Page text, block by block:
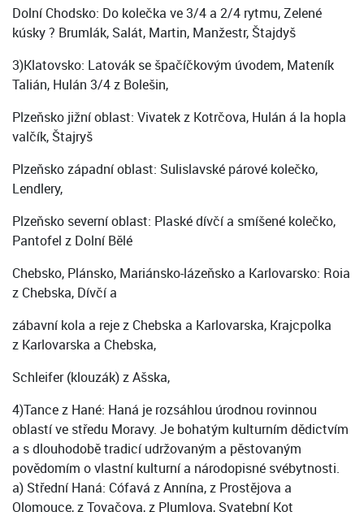
Dolní Chodsko: Do kolečka ve 3/4 a 2/4 rytmu, Zelené
kúsky ? Brumlák, Salát, Martin, Manžestr, Štajdyš
3)Klatovsko: Latovák se špačíčkovým úvodem, Mateník
Talián, Hulán 3/4 z Bolešin,
Plzeňsko jižní oblast: Vivatek z Kotrčova, Hulán á la hopla
valčík, Štajryš
Plzeňsko západní oblast: Sulislavské párové kolečko,
Lendlery,
Plzeňsko severní oblast: Plaské dívčí a smíšené kolečko,
Pantofel z Dolní Bělé
Chebsko, Plánsko, Mariánsko-lázeňsko a Karlovarsko: Roia
z Chebska, Dívčí a
zábavní kola a reje z Chebska a Karlovarska, Krajcpolka
z Karlovarska a Chebska,
Schleifer (klouzák) z Ašska,
4)Tance z Hané: Haná je rozsáhlou úrodnou rovinnou
oblastí ve středu Moravy. Je bohatým kulturním dědictvím
a s dlouhodobě tradicí udržovaným a pěstovaným
povědomím o vlastní kulturní a národopisné svébytnosti.
a) Střední Haná: Cófavá z Annína, z Prostějova a
Olomouce, z Tovačova, z Plumlova, Svatební Kot